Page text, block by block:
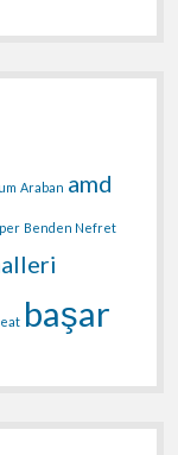
Araban amd
Benden Nefret
başar